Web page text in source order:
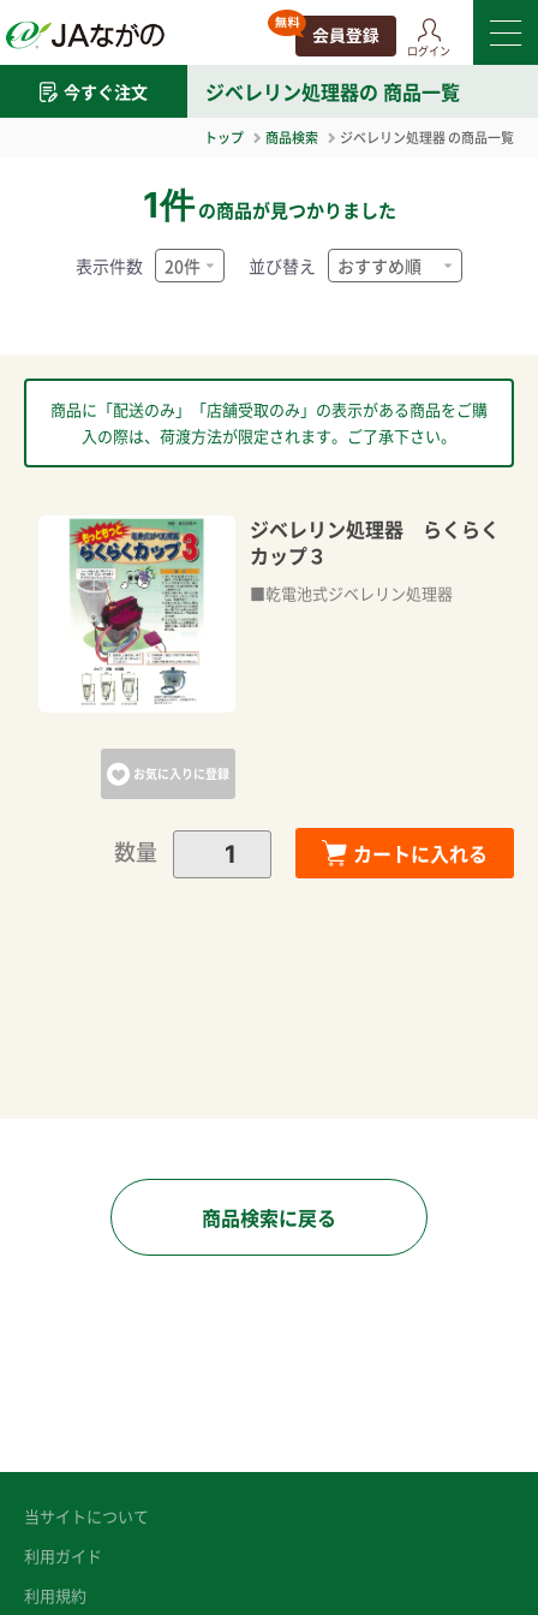
ログイン
今すぐ注文 ジベレリン処理器の 商品一覧
トップ 商品検索 ジベレリン処理器の商品一覧
1件 の商品が見つかりました
表示件数 並び替え
商品に「配送のみ」「店舗受取のみ」の表示がある商品をご購
入の際は、荷渡方法が限定されます。ご了承下さい。
お気に入りに登録
ジベレリン処理器 らくらく
カップ３
■乾電池式ジベレリン処理器
数量 カートに入れる
カートに追加しました。
商品検索に戻る
当サイトについて
利用ガイド
利用規約